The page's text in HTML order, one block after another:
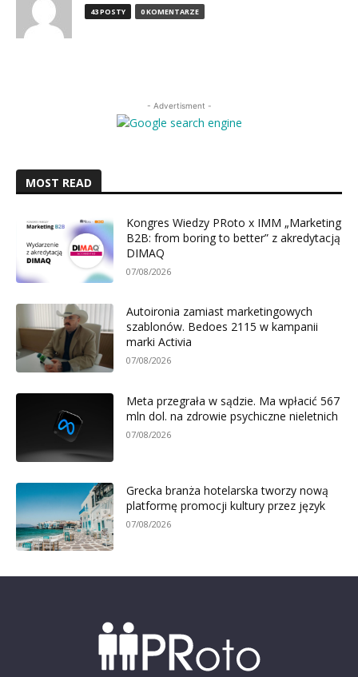
43 POSTY 0 KOMENTARZE
- Advertisment -
MOST READ
Kongres Wiedzy PRoto x IMM „Marketing
B2B: from boring to better” z akredytacją
DIMAQ
07/08/2026
Autoironia zamiast marketingowych
szablonów. Bedoes 2115 w kampanii
marki Activia
07/08/2026
Meta przegrała w sądzie. Ma wpłacić 567
mln dol. na zdrowie psychiczne nieletnich
07/08/2026
Grecka branża hotelarska tworzy nową
platformę promocji kultury przez język
07/08/2026